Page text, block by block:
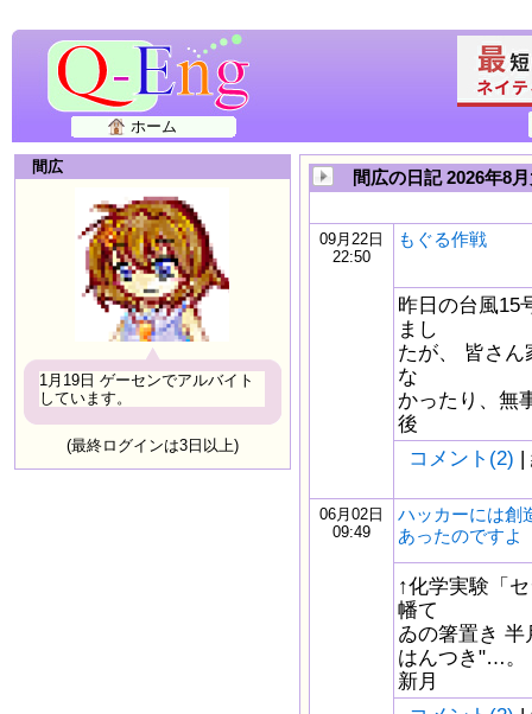
ホーム
間広
1月19日 ゲーセンでアルバイト
しています。
(最終ログインは3日以上)
間広の日記 2026年8
09月22日
22:50
もぐる作戦
昨日の台風15
まし
たが、 皆さ
な
かったり、無
後
コメント(2) |
06月02日
09:49
ハッカーには創
あったのですよ
↑化学実験「
幡て
ゐの箸置き
はんつき"…。
新月